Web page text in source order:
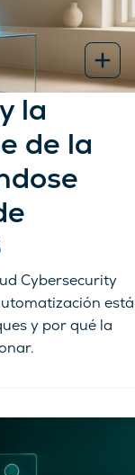
la
de la
Cybersecurity
está
y por qué la